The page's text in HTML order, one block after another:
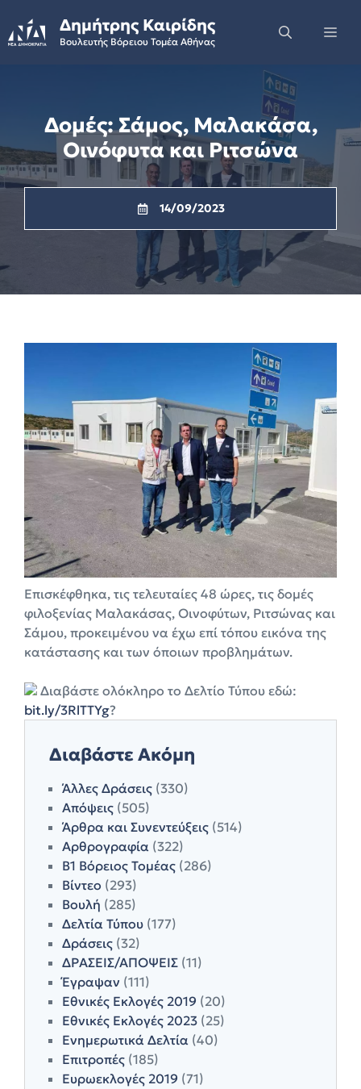
to
content
Δημήτρης Καιρίδης
Βουλευτής Βόρειου Τομέα Αθήνας
Δομές: Σάμος, Μαλακάσα,
Οινόφυτα και Ριτσώνα
14/09/2023
Επισκέφθηκα, τις τελευταίες 48 ώρες, τις δομές
φιλοξενίας Μαλακάσας, Οινοφύτων, Ριτσώνας και
Σάμου, προκειμένου να έχω επί τόπου εικόνα της
κατάστασης και των όποιων προβλημάτων.
Διαβάστε ολόκληρο το Δελτίο Τύπου εδώ:
bit.ly/3RlTTYg?
Διαβάστε Ακόμη
Άλλες Δράσεις (330)
Απόψεις (505)
Άρθρα και Συνεντεύξεις (514)
Αρθρογραφία (322)
Β1 Βόρειος Τομέας (286)
Βίντεο (293)
Βουλή (285)
Δελτία Τύπου (177)
Δράσεις (32)
ΔΡΑΣΕΙΣ/ΑΠΟΨΕΙΣ (11)
Έγραψαν (111)
Εθνικές Εκλογές 2019 (20)
Εθνικές Εκλογές 2023 (25)
Ενημερωτικά Δελτία (40)
Επιτροπές (185)
Ευρωεκλογές 2019 (71)